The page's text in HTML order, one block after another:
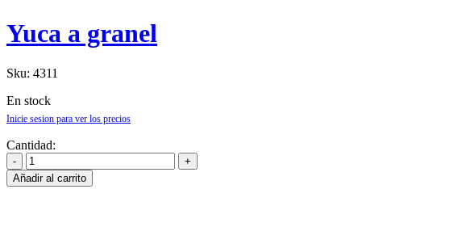
Yuca a granel
Sku: 4311
En stock
Inicie sesion para ver los precios
Cantidad:
Añadir al carrito